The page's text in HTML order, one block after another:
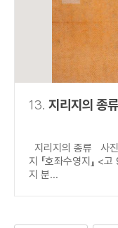
13. 지리지의 종류
지리지의 종류 사
지 『호좌수영지』 <
지 분...